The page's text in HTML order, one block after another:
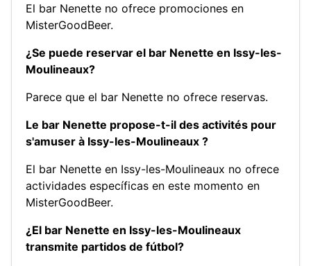
El bar Nenette no ofrece promociones en
MisterGoodBeer.
¿Se puede reservar el bar Nenette en Issy-les-
Moulineaux?
Parece que el bar Nenette no ofrece reservas.
Le bar Nenette propose-t-il des activités pour
s'amuser à Issy-les-Moulineaux ?
El bar Nenette en Issy-les-Moulineaux no ofrece
actividades específicas en este momento en
MisterGoodBeer.
¿El bar Nenette en Issy-les-Moulineaux
transmite partidos de fútbol?